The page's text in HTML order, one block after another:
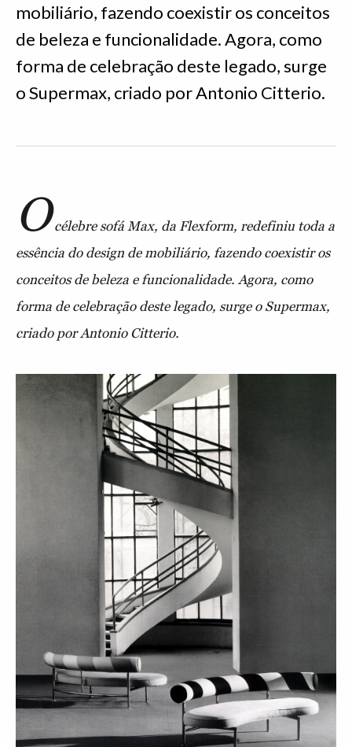
mobiliário, fazendo coexistir os conceitos
de beleza e funcionalidade. Agora, como
forma de celebração deste legado, surge
o Supermax, criado por Antonio Citterio.
O célebre sofá Max, da Flexform, redefiniu toda a
essência do design de mobiliário, fazendo coexistir os
conceitos de beleza e funcionalidade. Agora, como
forma de celebração deste legado, surge o Supermax,
criado por Antonio Citterio.